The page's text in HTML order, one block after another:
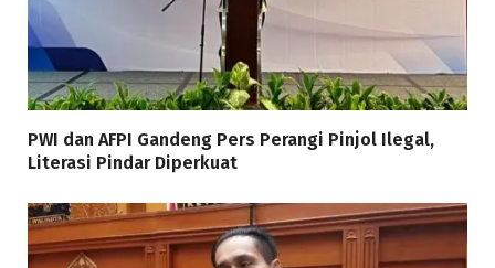
PWI dan AFPI Gandeng Pers Perangi Pinjol Ilegal,
Literasi Pindar Diperkuat